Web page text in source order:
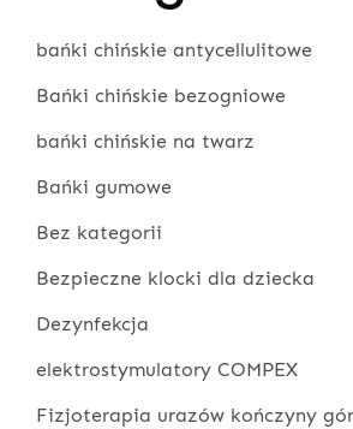
bańki chińskie antycellulitowe
Bańki chińskie bezogniowe
bańki chińskie na twarz
Bańki gumowe
Bez kategorii
Bezpieczne klocki dla dziecka
Dezynfekcja
elektrostymulatory COMPEX
Fizjoterapia urazów kończyny